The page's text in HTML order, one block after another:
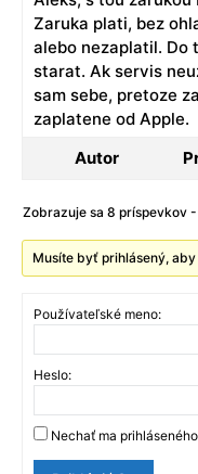
Zaruka plati, bez
alebo nezaplatil. Do
starat. Ak servis
sam sebe, pretoze
zaplatene od Apple.
Autor
Zobrazuje sa 8 príspevkov
Musíte byť prihlásený,
Používateľské meno:
Heslo:
Nechať ma prihláseného